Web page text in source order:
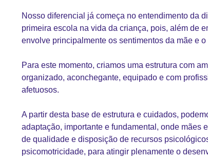
Nosso diferencial já começa no entendimento da
primeira escola na vida da criança, pois, além de
envolve principalmente os sentimentos da mãe e o
Para este momento, criamos uma estrutura com
organizado, aconchegante, equipado e com
afetuosos.
A partir desta base de estrutura e cuidados,
adaptação, importante e fundamental, onde mães
de qualidade e disposição de recursos
psicomotricidade, para atingir plenamente o